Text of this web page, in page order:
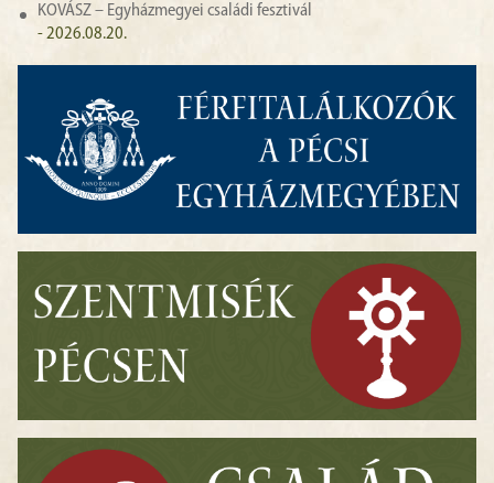
KOVÁSZ – Egyházmegyei családi fesztivál
- 2026.08.20.